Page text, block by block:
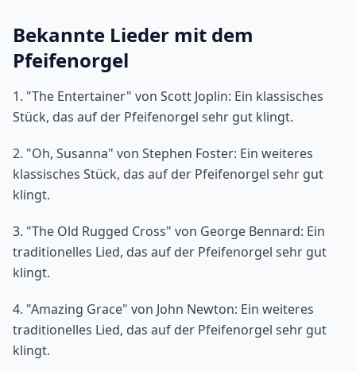
Bekannte Lieder mit dem
Pfeifenorgel
1. "The Entertainer" von Scott Joplin: Ein klassisches
Stück, das auf der Pfeifenorgel sehr gut klingt.
2. "Oh, Susanna" von Stephen Foster: Ein weiteres
klassisches Stück, das auf der Pfeifenorgel sehr gut
klingt.
3. "The Old Rugged Cross" von George Bennard: Ein
traditionelles Lied, das auf der Pfeifenorgel sehr gut
klingt.
4. "Amazing Grace" von John Newton: Ein weiteres
traditionelles Lied, das auf der Pfeifenorgel sehr gut
klingt.